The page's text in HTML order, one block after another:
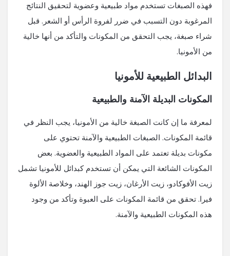
فهذه الصبغات تستخدم مواد طبيعية وعضوية لتحقيق النتائج
المرغوبة دون التسبب في ضرر لفروة الرأس أو الشعر. قبل
شراء صبغة، يجب التحقق من المكونات والتأكد من أنها خالية
من الأمونيا.
البدائل الطبيعية للأمونيا
المكونات البديلة الآمنة والطبيعية
لمعرفة ما إن كانت الصبغة خالية من الأمونيا، يجب النظر في
قائمة المكونات. الصبغات الطبيعية والآمنة تحتوي على
مكونات بديلة تعتمد على المواد الطبيعية والعضوية. بعض
المكونات الشائعة التي يمكن أن تستخدم كبدائل للأمونيا تشمل
زيت الأفوكادو، زيت الأرغان، زيت جوز الهند، وخلاصة الألوة
فيرا. تحقق من قائمة المكونات على العبوة وتأكد من وجود
هذه المكونات الطبيعية والآمنة.